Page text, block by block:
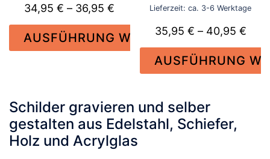
34,95€ – 36,95€ Preisspanne:
34,95 €
bis
AUSFÜHRUNG WÄHLEN
mehrere
Varianten
auf.
Lieferzeit: ca. 3-6 Werktage
35,95 € – 40,95 €
bis
AUSFÜHRUNG
Produkt
weist
mehrere
Schilder gravieren und selber
gestalten aus Edelstahl, Schiefer,
Holz und Acrylglas